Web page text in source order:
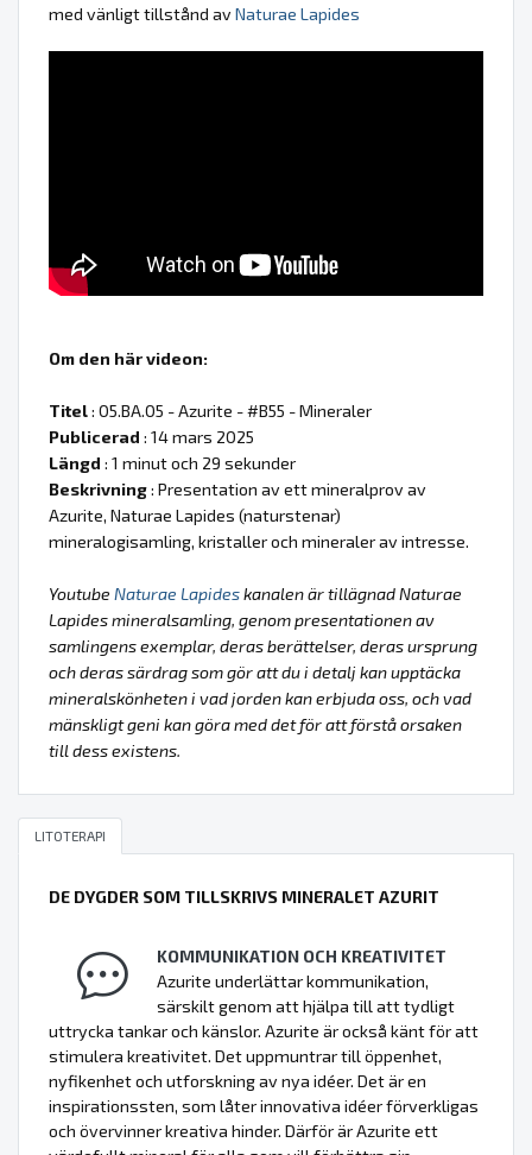
med vänligt tillstånd avNaturae Lapides
Om den här videon:
Titel: 05.BA.05 - Azurite - #B55 - Mineraler
Publicerad : 14 mars 2025
Längd : 1 minut och 29 sekunder
Beskrivning: Presentation av ett mineralprov av
Azurite, Naturae Lapides (naturstenar)
mineralogisamling, kristaller och mineraler av intresse.
Youtube Naturae Lapideskanalen är tillägnad Naturae
Lapides mineralsamling, genom presentationen av
samlingens exemplar, deras berättelser, deras ursprung
och deras särdrag som gör att du i detalj kan upptäcka
mineralskönheten i vad jorden kan erbjuda oss, och vad
mänskligt geni kan göra med det för att förstå orsaken
till dess existens.
LITOTERAPI
DE DYGDER SOM TILLSKRIVS MINERALET AZURIT
KOMMUNIKATION OCH KREATIVITET
Azurite underlättar kommunikation,
särskilt genom att hjälpa till att tydligt
uttrycka tankar och känslor. Azurite är också känt för att
stimulera kreativitet. Det uppmuntrar till öppenhet,
nyfikenhet och utforskning av nya idéer. Det är en
inspirationssten, som låter innovativa idéer förverkligas
och övervinner kreativa hinder. Därför är Azurite ett